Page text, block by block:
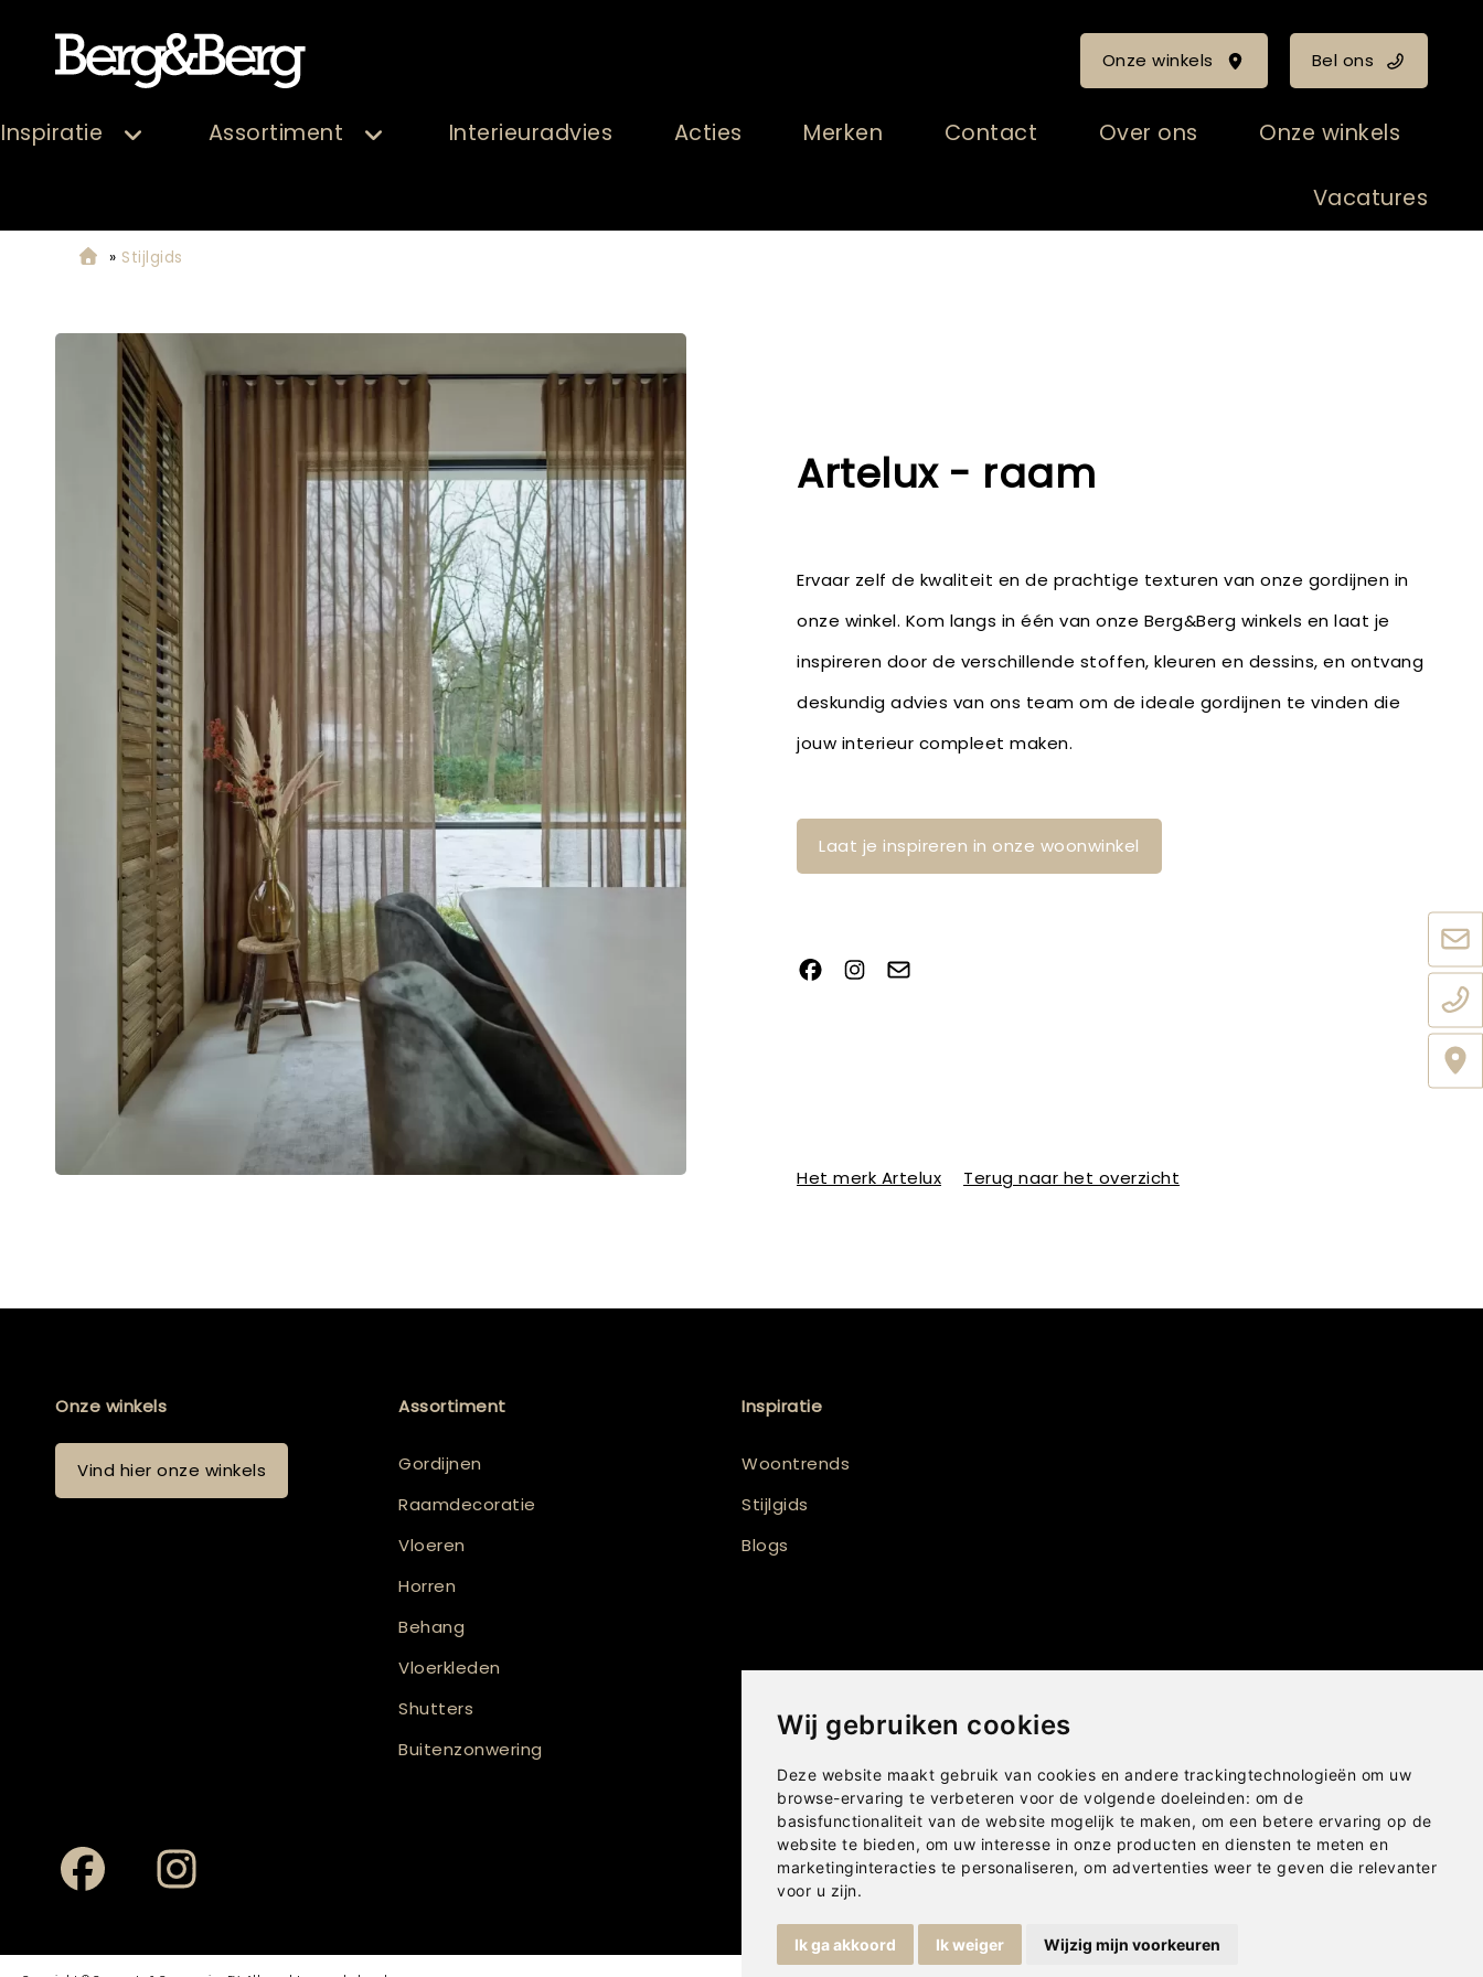
Wij gebruiken cookies
Deze website maakt gebruik van cookies en andere trackingtechnologieën om uw
browse-ervaring te verbeteren voor de volgende doeleinden: om de
basisfunctionaliteit van de website mogelijk te maken, om een betere ervaring op de
website te bieden, om uw interesse in onze producten en diensten te meten en
marketinginteracties te personaliseren, om advertenties weer te geven die relevanter
voor u zijn.
Ik ga akkoord Ik weiger Wijzig mijn voorkeuren
Onze winkels Bel ons
Inspiratie Assortiment Interieuradvies Acties Merken Contact Over ons Onze winkels
Vacatures
» Stijlgids
Artelux - raam
Ervaar zelf de kwaliteit en de prachtige texturen van onze gordijnen in
onze winkel. Kom langs in één van onze Berg&Berg winkels en laat je
inspireren door de verschillende stoffen, kleuren en dessins, en ontvang
deskundig advies van ons team om de ideale gordijnen te vinden die
jouw interieur compleet maken.
Laat je inspireren in onze woonwinkel
Het merk Artelux Terug naar het overzicht
Onze winkels
Vind hier onze winkels
Assortiment
Gordijnen
Raamdecoratie
Vloeren
Horren
Behang
Vloerkleden
Shutters
Buitenzonwering
Inspiratie
Woontrends
Stijlgids
Blogs